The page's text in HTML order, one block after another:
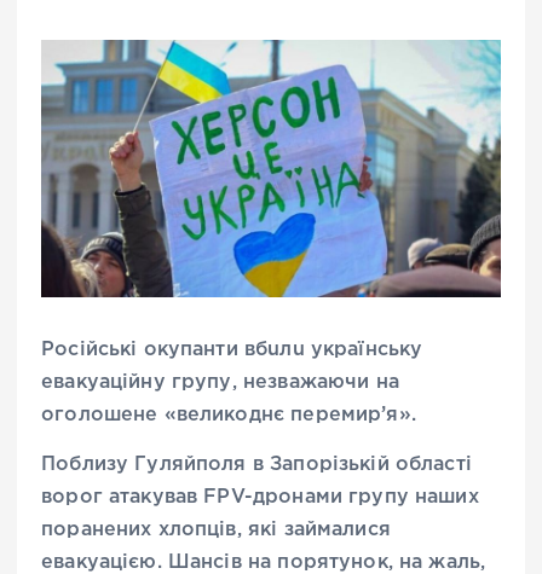
Російські окупанти вбuлu українську
евакуаційну групу, незважаючи на
оголошене «великоднє перемир’я».
Поблизу Гуляйполя в Запорізькій області
ворог атакував FPV-дронами групу наших
поранених хлопців, які займалися
евакуацією. Шансів на порятунок, на жаль,